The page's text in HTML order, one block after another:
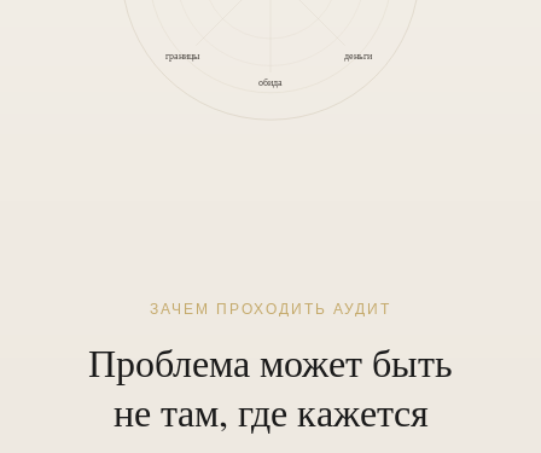
деньги
обида
границы
ЗАЧЕМ ПРОХОДИТЬ АУДИТ
Проблема может быть
не там, где кажется